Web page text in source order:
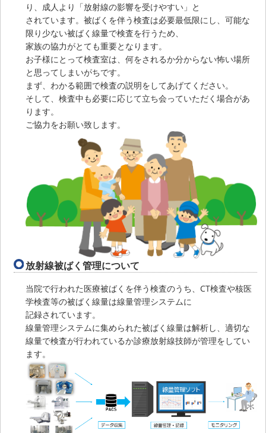
り、成人より「放射線の影響を受けやすい」と
されています。被ばくを伴う検査は必要最低限にし、可能な
限り少ない被ばく線量で検査を行うため、
家族の協力がとても重要となります。
お子様にとって検査室は、何をされるか分からない怖い場所
と思ってしまいがちです。
まず、わかる範囲で検査の説明をしてあげてください。
そして、検査中も必要に応じて立ち会っていただく場合があ
ります。
ご協力をお願い致します。
放射線被ばく管理について
当院で行われた医療被ばくを伴う検査のうち、CT検査や核医
学検査等の被ばく線量は線量管理システムに
記録されています。
線量管理システムに集められた被ばく線量は解析し、適切な
線量で検査が行われているか診療放射線技師が管理をしてい
ます。